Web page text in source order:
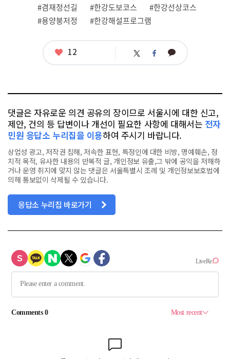
#겸재정선길
#한강도보코스
#한강선상코스
#용양붕저정
#한강해설프로그램
좋
12 트 페 카
댓글은 자유로운 의견 공유의 장이므로 서울시에 대한 신고,
제안, 건의 등 답변이나 개선이 필요한 사항에 대해서는 전자
민원 응답소 누리집을 이용하여 주시기 바랍니다.
상업성 광고, 저작권 침해, 저속한 표현, 특정인에 대한 비방, 명예훼손, 정
치적 목적, 유사한 내용의 반복적 글, 개인정보 유출,그 밖에 공익을 저해하
거나 운영 취지에 맞지 않는 댓글은 서울특별시 조례 및 개인정보보호법에
의해 통보없이 삭제될 수 있습니다.
응답소 누리집 바로가기